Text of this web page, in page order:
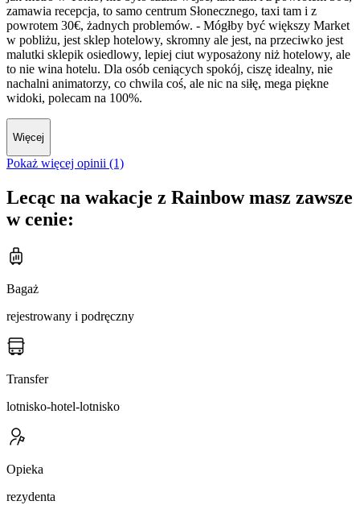
zamawia recepcja, to samo centrum Słonecznego, taxi tam i z
powrotem 30€, żadnych problemów. - Mógłby być większy Market
w pobliżu, jest sklep hotelowy, skromny ale jest, na przeciwko jest
malutki sklepik osiedlowy, lepiej ciut wyposażony niż hotelowy, ale
to nie wina hotelu. Dla osób ceniących spokój, ciszę idealny, nie
nachalni animatorzy, co chwila coś, ale nic na siłę, mega piękne
widoki, polecam na 100%.
Więcej
Pokaż więcej opinii (1)
Lecąc na wakacje z Rainbow masz zawsze
w cenie:
Bagaż
rejestrowany i podręczny
Transfer
lotnisko-hotel-lotnisko
Opieka
rezydenta